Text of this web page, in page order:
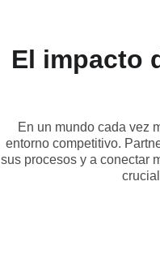
El impacto
En un mundo cada vez
entorno competitivo.
sus procesos y a conectar